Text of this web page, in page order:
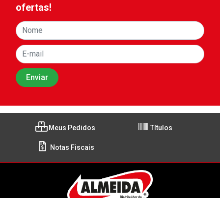
ofertas!
Meus Pedidos Títulos
Notas Fiscais